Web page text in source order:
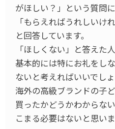
がほしい？」という質問
「もらえればうれしいけ
と回答しています。
「ほしくない」と答えた
基本的には特にお礼をし
ないと考えればいいでしょ
海外の高級ブランドの子
買ったかどうかわからな
こまる必要はないと思いま